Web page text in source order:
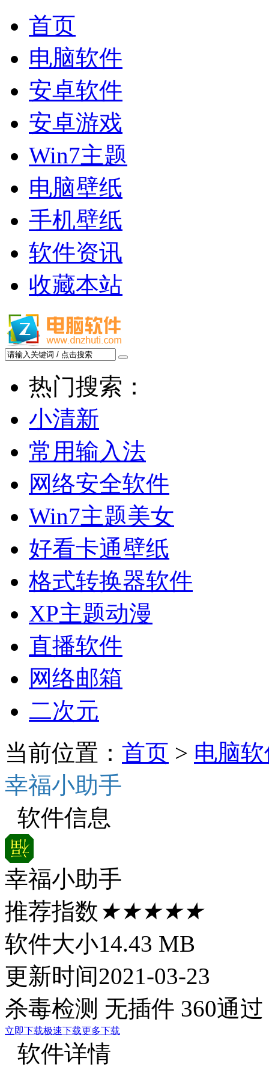
首页
电脑软件
安卓软件
安卓游戏
Win7主题
电脑壁纸
手机壁纸
软件资讯
收藏本站
热门搜索：
小清新
常用输入法
网络安全软件
Win7主题美女
好看卡通壁纸
格式转换器软件
XP主题动漫
直播软件
网络邮箱
二次元
当前位置： 首页 > 电脑
幸福小助手
软件信息
幸福小助手
推荐指数 ★★★★★
软件大小14.43 MB
更新时间2021-03-23
杀毒检测 无插件 360通过
立即下载极速下载更多下载
软件详情